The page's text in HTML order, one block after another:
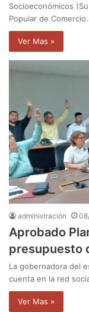
Socioeconómicos
Popular de
Ver Mas »
administración
Aprobado
presupuesto
La gobernadora del
cuenta en la red
Ver Mas »